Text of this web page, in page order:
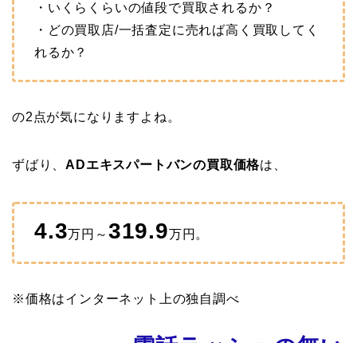
・いくらくらいの値段で買取されるか？
・どの買取店/一括査定に売れば高く買取してく
れるか？
の2点が気になりますよね。
ずばり、ADエキスパートバンの買取価格は、
4.3万円～ 319.9万円。
※価格はインターネット上の独自調べ